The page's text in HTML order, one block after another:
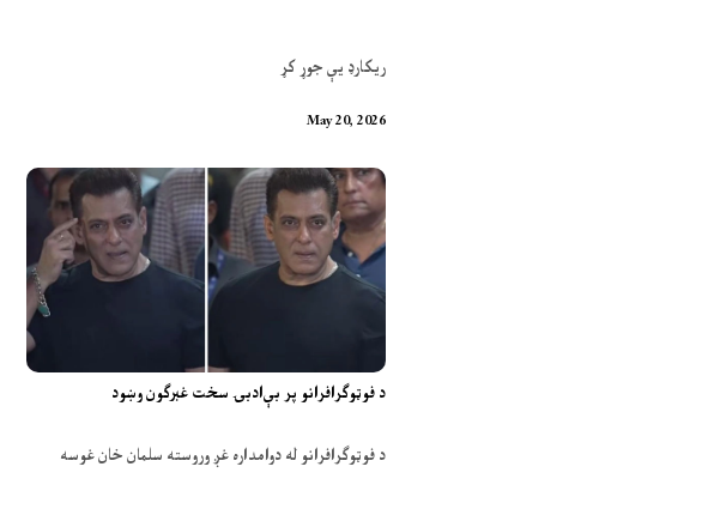
ریکارډ یې جوړ کړ
May 20, 2026
د فوټوګرافرانو پر بې‌ادبۍ سخت غبرګون وښود
د فوټوګرافرانو له دوامداره غږ وروسته سلمان خان غوسه